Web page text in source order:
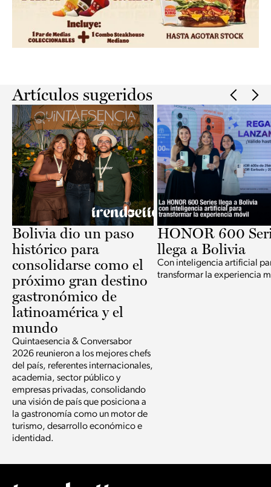
Artículos sugeridos
Bolivia dio un paso
histórico para
consolidarse como el
próximo gran destino
gastronómico de
latinoamérica y el
mundo
Quintaesencia & Conversabor
2026 reunieron a los mejores chefs
del país, referentes internacionales,
academia, sector público y
empresas privadas, consolidando
una visión de país que posiciona a
la gastronomía como un motor de
turismo, desarrollo económico e
identidad.
HONOR 600
llega a Bolivia
Con inteligencia artificial
transformar la experiencia